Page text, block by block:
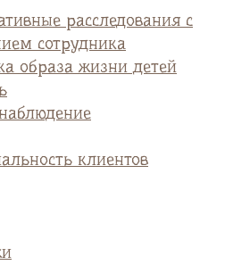
расследования с
сотрудника
образа жизни детей
клиентов